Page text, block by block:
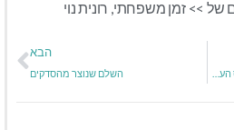
של >> זמן משפחתי, רונית נוי
הבא
השלם שנוצר מהסדקים